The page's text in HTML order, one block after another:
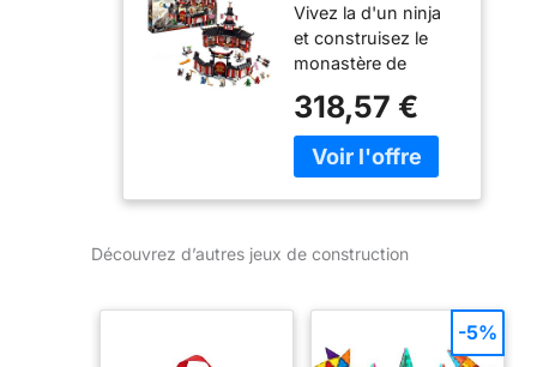
70670 - Jeu de
construction, 9
min, 99 max
Vivez la d'un ninja
et construisez le
monastère de
salon de thé, un
couteau caché et
des fonctions de
cour avec 2 plates-
de figurines ninja
318,57 €
Découvrez d’autres jeux de construction
-5%